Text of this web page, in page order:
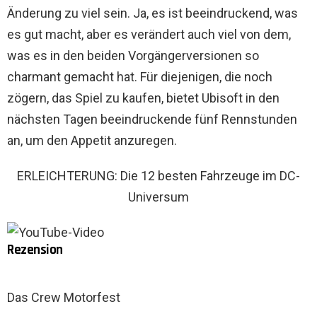
Änderung zu viel sein. Ja, es ist beeindruckend, was
es gut macht, aber es verändert auch viel von dem,
was es in den beiden Vorgängerversionen so
charmant gemacht hat. Für diejenigen, die noch
zögern, das Spiel zu kaufen, bietet Ubisoft in den
nächsten Tagen beeindruckende fünf Rennstunden
an, um den Appetit anzuregen.
ERLEICHTERUNG: Die 12 besten Fahrzeuge im DC-
Universum
Rezension
Das Crew Motorfest